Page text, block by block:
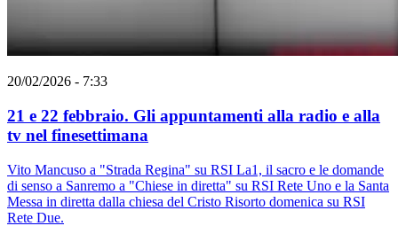
20/02/2026 - 7:33
21 e 22 febbraio. Gli appuntamenti alla radio e alla
tv nel finesettimana
Vito Mancuso a "Strada Regina" su RSI La1, il sacro e le domande
di senso a Sanremo a "Chiese in diretta" su RSI Rete Uno e la Santa
Messa in diretta dalla chiesa del Cristo Risorto domenica su RSI
Rete Due.